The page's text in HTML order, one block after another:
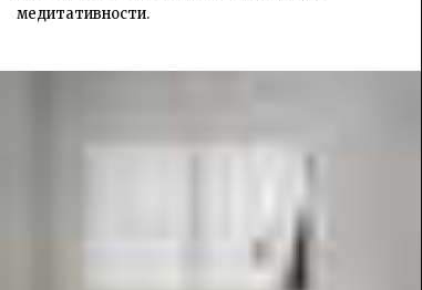
медитативности.